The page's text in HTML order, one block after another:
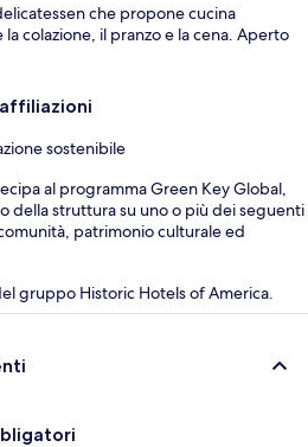
che propone cucina
la colazione, il pranzo e la cena. Aperto
sostenibile
al programma Green Key Global,
della struttura su uno o più dei seguenti
patrimonio culturale ed
gruppo Historic Hotels of America.